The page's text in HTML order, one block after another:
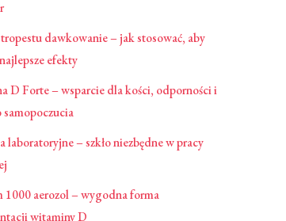
dawkowanie – jak stosować, aby
efekty
D Forte – wsparcie dla kości, odporności i
laboratoryjne – szkło niezbędne w pracy
aerozol – wygodna forma
witaminy D